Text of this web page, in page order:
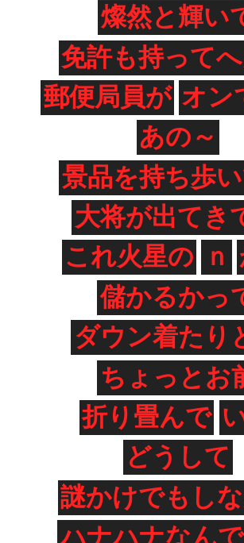
燦然と輝い
免許も持って
郵便局員が オン
あの～
景品を持ち歩
大将が出てき
これ火星の ｎ
儲かるかっ
ダウン着たり
ちょっとお
折り畳んで
どうして
謎かけでもし
ハナハナなん